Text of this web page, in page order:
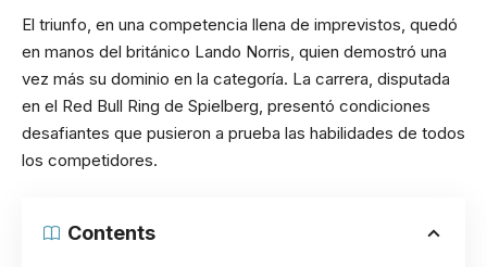
El triunfo, en una competencia llena de imprevistos, quedó
en manos del británico Lando Norris, quien demostró una
vez más su dominio en la categoría. La carrera, disputada
en el Red Bull Ring de Spielberg, presentó condiciones
desafiantes que pusieron a prueba las habilidades de todos
los competidores.
Contents